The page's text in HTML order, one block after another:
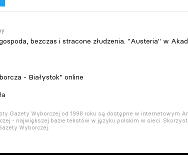
bezczas i stracone złudzenia. "Austeria" w
- Białystok” online
Gazety Wyborczej od 1998 roku są dostępne w internetowym
- największej bazie tekstów w języku polskim w sieci.
Wyborczej.